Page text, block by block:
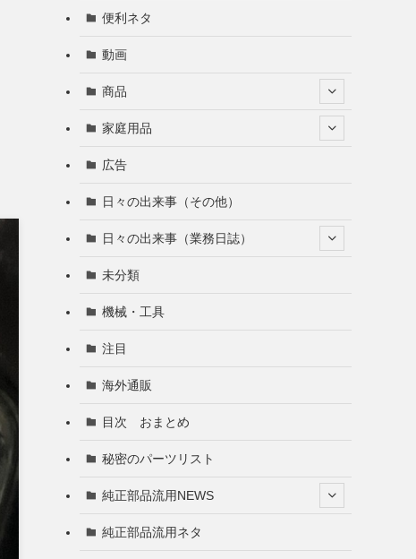
便利ネタ
動画
商品
家庭用品
広告
日々の出来事（その他）
日々の出来事（業務日誌）
未分類
機械・工具
注目
海外通販
目次 おまとめ
秘密のパーツリスト
純正部品流用NEWS
純正部品流用ネタ